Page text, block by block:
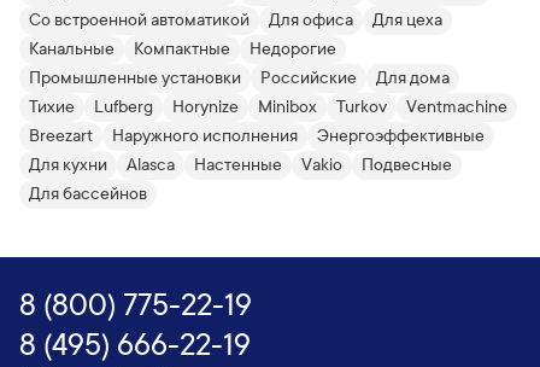
Со встроенной автоматикой
Для офиса
Для цеха
Канальные
Компактные
Недорогие
Промышленные установки
Российские
Для дома
Тихие
Lufberg Horynize Minibox Turkov
Ventmachine
Breezart
Наружного исполнения
Энергоэффективные
Для кухни
Alasca Настенные Vakio
Подвесные
Для бассейнов
8 (800) 775-22-19
8 (495) 666-22-19